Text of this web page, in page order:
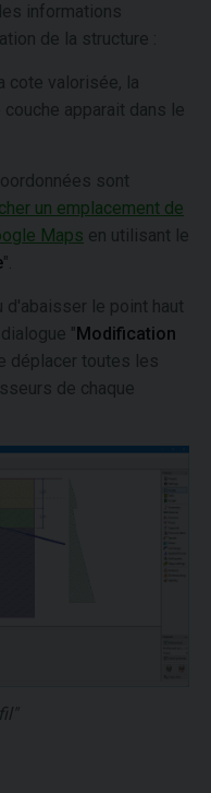
informations
de la structure :
cote valorisée, la
apparait dans le
sont
un emplacement de
Maps en utilisant le
".
d'abaisser le point haut
"Modification
déplacer toutes les
de chaque